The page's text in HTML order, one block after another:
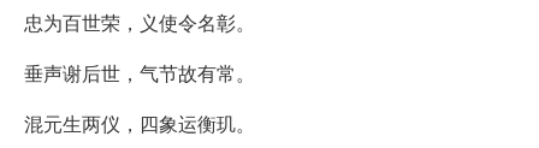
忠为百世荣，义使令名彰。
垂声谢后世，气节故有常。
混元生两仪，四象运衡玑。